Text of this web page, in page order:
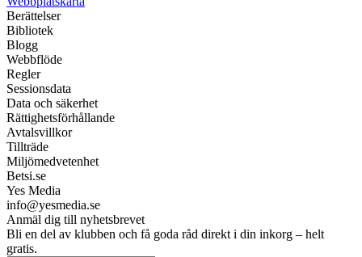
Berättelser
Bibliotek
Blogg
Webbflöde
Regler
Sessionsdata
Data och säkerhet
Rättighetsförhållande
Avtalsvillkor
Tillträde
Miljömedvetenhet
Betsi.se
Yes Media
info@yesmedia.se
Anmäl dig till nyhetsbrevet
Bli en del av klubben och få goda råd direkt i din inkorg – helt
gratis.